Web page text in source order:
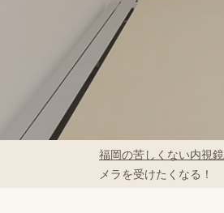
福岡の苦しくない内視
メラを受けたくなる！